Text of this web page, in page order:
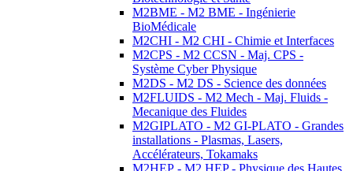
M2BME - M2 BME - Ingénierie
BioMédicale
M2CHI - M2 CHI - Chimie et Interfaces
M2CPS - M2 CCSN - Maj. CPS -
Système Cyber Physique
M2DS - M2 DS - Science des données
M2FLUIDS - M2 Mech - Maj. Fluids -
Mecanique des Fluides
M2GIPLATO - M2 GI-PLATO - Grandes
installations - Plasmas, Lasers,
Accélérateurs, Tokamaks
M2HEP - M2 HEP - Physique des Hautes